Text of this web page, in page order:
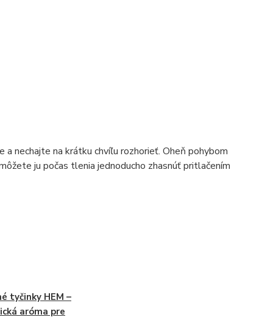
nechajte na krátku chvíľu rozhorieť. Oheň pohybom
ju počas tlenia jednoducho zhasnúť pritlačením
tyčinky HEM –
aróma pre